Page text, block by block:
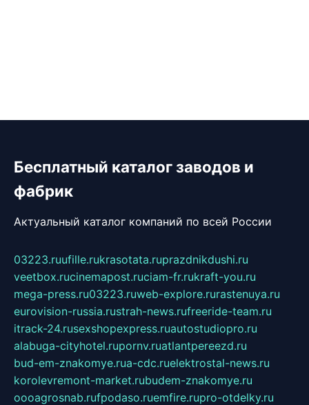
Бесплатный каталог заводов и
фабрик
Актуальный каталог компаний по всей России
03223.ruufille.rukrasotata.ruprazdnikdushi.ru
veetbox.rucinemapost.ruciam-fr.rukraft-you.ru
mega-press.ru03223.ruweb-explore.rurastenuya.ru
eurovision-russia.rustrah-news.rufreeride-team.ru
itrack-24.rusexshopexpress.ruautostudiopro.ru
alabuga-cityhotel.rupornv.ruatlantpereezd.ru
bud-em-znakomye.rua-cdc.ruelektrostal-news.ru
korolevremont-market.rubudem-znakomye.ru
oooagrosnab.rufpodaso.ruemfire.rupro-otdelky.ru